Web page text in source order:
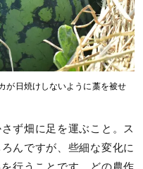
が日焼けしないように藁を被せ
ず畑に足を運ぶこと。ス
んですが、些細な変化に